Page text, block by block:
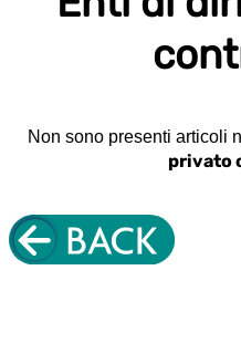
Non sono presenti articoli
privato